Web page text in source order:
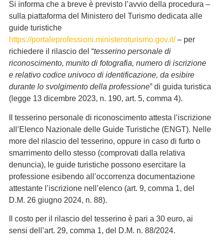
Si informa che a breve è previsto l’avvio della procedura –
sulla piattaforma del Ministero del Turismo dedicata alle
guide turistiche
https://portaleprofessioni.ministeroturismo.gov.it/– per
richiedere il rilascio del “tesserino personale di
riconoscimento, munito di fotografia, numero di iscrizione
e relativo codice univoco di identificazione, da esibire
durante lo svolgimento della professione” di guida turistica
(legge 13 dicembre 2023, n. 190, art. 5, comma 4).
Il tesserino personale di riconoscimento attesta l’iscrizione
all’Elenco Nazionale delle Guide Turistiche (ENGT). Nelle
more del rilascio del tesserino, oppure in caso di furto o
smarrimento dello stesso (comprovati dalla relativa
denuncia), le guide turistiche possono esercitare la
professione esibendo all’occorrenza documentazione
attestante l’iscrizione nell’elenco (art. 9, comma 1, del
D.M. 26 giugno 2024, n. 88).
Il costo per il rilascio del tesserino è pari a 30 euro, ai
sensi dell’art. 29, comma 1, del D.M. n. 88/2024.